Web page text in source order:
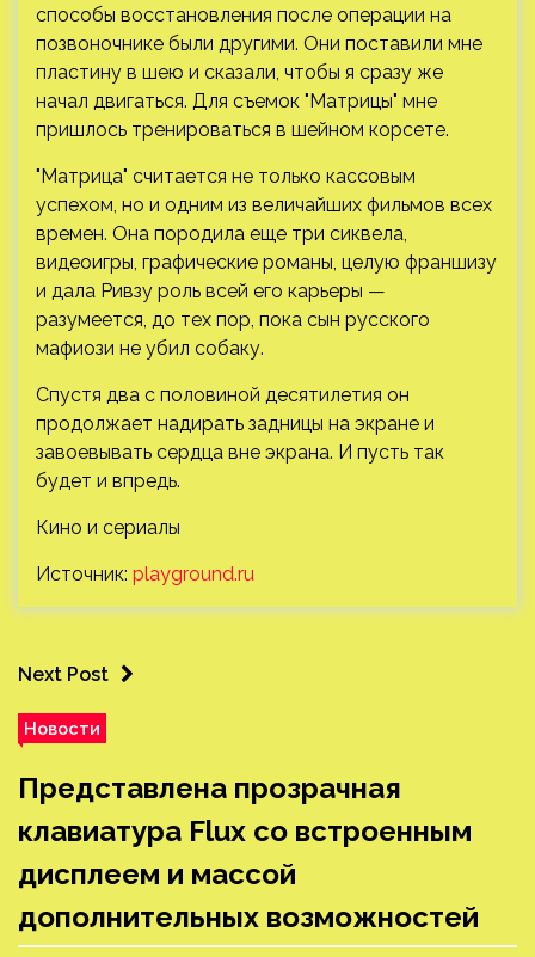
способы восстановления после операции на
позвоночнике были другими. Они поставили мне
пластину в шею и сказали, чтобы я сразу же
начал двигаться. Для съемок "Матрицы" мне
пришлось тренироваться в шейном корсете.
"Матрица" считается не только кассовым
успехом, но и одним из величайших фильмов всех
времен. Она породила еще три сиквела,
видеоигры, графические романы, целую франшизу
и дала Ривзу роль всей его карьеры —
разумеется, до тех пор, пока сын русского
мафиози не убил собаку.
Спустя два с половиной десятилетия он
продолжает надирать задницы на экране и
завоевывать сердца вне экрана. И пусть так
будет и впредь.
Кино и сериалы
Источник: playground.ru
Next Post
Новости
Представлена прозрачная
клавиатура Flux со встроенным
дисплеем и массой
дополнительных возможностей